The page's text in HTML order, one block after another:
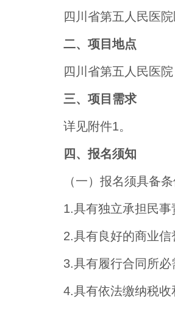
四川省第五人民医
二、项目地点
四川省第五人民医院
三、项目需求
详见附件1。
四、报名须知
（一）报名须具备条
1.具有独立承担民事
2.具有良好的商业信
3.具有履行合同所必
4.具有依法缴纳税收